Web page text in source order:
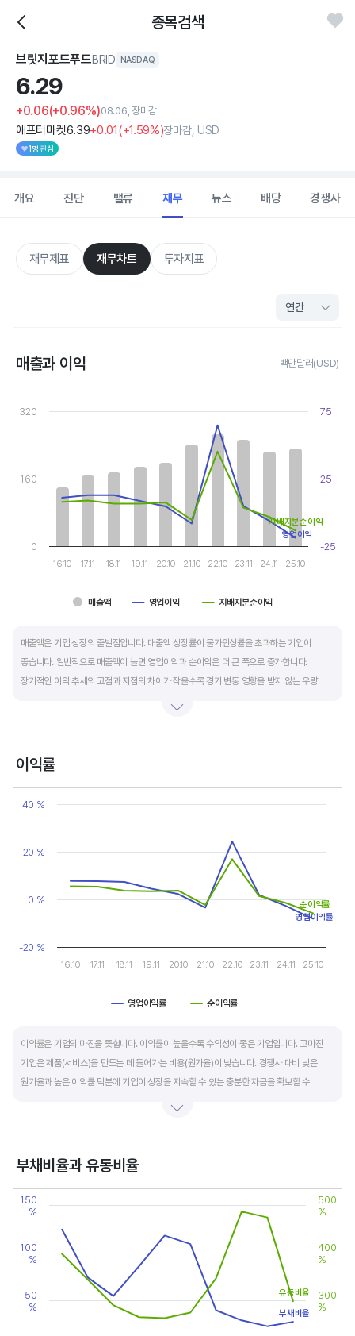
종목검색
브릿지포드푸드BRID NASDAQ
6.29
+0.06(+0.96%)08.06, 장마감
애프터마켓6.39+0.01(+1.59%)장마감, USD
1명 관심
개요 진단 밸류 재무 뉴스 배당 경쟁사
재무제표 재무차트 투자지표
매출과 이익 백만달러(USD)
Chart
View as data table, Chart
The chart has 1 X axis displaying categories.
The chart has 2 Y axes displaying values, and values.
매출액 영업이익 지배지분순이익
16.10 17.11 18.11 19.11 20.10 21.10 22.10 23.11 24.11 25.10
0
160
320
-25
25
75
영업이익
지배지분순이익
매출액은 기업 성장의 출발점입니다. 매출액 성장률이 물가인상률을 초과하는 기업이
좋습니다. 일반적으로 매출액이 늘면 영업이익과 순이익은 더 큰 폭으로 증가합니다.
장기적인 이익 추세의 고점과 저점의 차이가 작을수록 경기 변동 영향을 받지 않는 우량
매우 클뿐 아니라 수년간 매출액 감소가 이어지기도 합니다. 심할 경우 경기 변동에 따라
이익률
Chart
Line chart with 2 lines.
The chart has 1 Y axis displaying values. Data ranges from -
영업이익률 순이익률
16.10 17.11 18.11 19.11 20.10 21.10 22.10 23.11 24.11 25.10
-20 %
0 %
20 %
40 %
영업이익률
순이익률
이익률은 기업의 마진을 뜻합니다. 이익률이 높을수록 수익성이 좋은 기업입니다. 고마진
기업은 제품(서비스)을 만드는 데 들어가는 비용(원가율)이 낮습니다. 경쟁사 대비 낮은
원가율과 높은 이익률 덕분에 기업이 성장을 지속할 수 있는 충분한 자금을 확보할 수
높은 이익률을 올리고 있다면, 그 기업은 타사 대비 제품(서비스)의 경쟁력이 높은 것으로
부채비율과 유동비율
Chart
Line chart with 2 lines.
View as data table, Chart
The chart has 1 X axis displaying categories.
The chart has 2 Y axes displaying values, and values.
50
%
100
%
150
%
300
%
400
%
500
%
부채비율
유동비율